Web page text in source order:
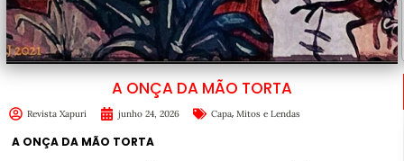
A ONÇA DA MÃO TORTA
Revista Xapuri junho 24, 2026 Capa, Mitos e Lendas
A ONÇA DA MÃO TORTA